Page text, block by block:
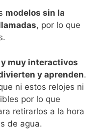
modelos sin la
, por lo que
muy interactivos
y aprenden.
ni estos relojes ni
por lo que
retirarlos a la hora
de agua.